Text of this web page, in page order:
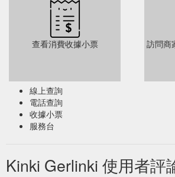
查看消費收據小票 訪問商
線上查詢
電話查詢
收據小票
服務台
Kinki Gerlinki 使用者評